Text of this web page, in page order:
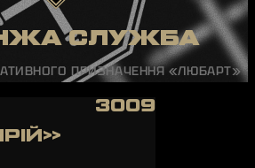
СЛУЖБА
ПРИЗНАЧЕННЯ «ЛЮБАРТ»
3009